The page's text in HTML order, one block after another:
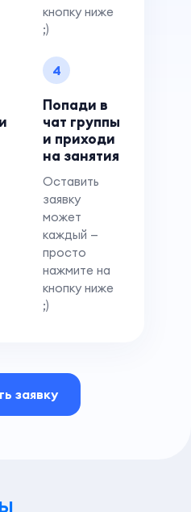
кнопку ниже
;)
4
Попади в
чат группы
и приходи
на занятия
Оставить
заявку
может
каждый —
просто
нажмите на
кнопку ниже
;)
заявку